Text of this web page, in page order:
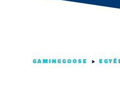
GAMINGGOOSE >